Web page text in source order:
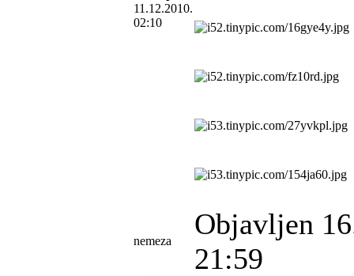
11.12.2010.
02:10
nemeza
Objavljen
21:59